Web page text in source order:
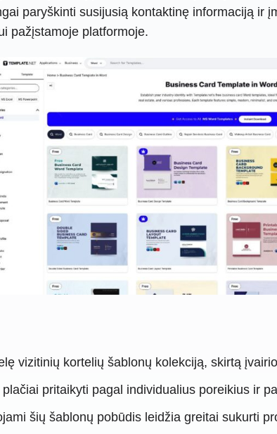
paryškinti susijusią kontaktinę informaciją ir
pažįstamoje platformoje.
vizitinių kortelių šablonų kolekciją, skirtą
pritaikyti pagal individualius poreikius ir
šių šablonų pobūdis leidžia greitai sukurti